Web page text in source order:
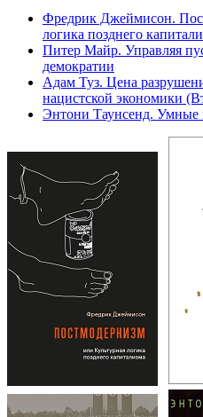
Фредрик Джеймисон.
логика позднего
Питер Майр. Управляя
демократии
Адам Туз. Цена
нацистской экономики
Энтони Таунсенд. Умные